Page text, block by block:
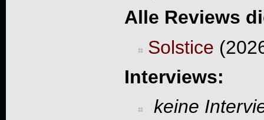
Alle Reviews
Solstice
Interviews:
keine